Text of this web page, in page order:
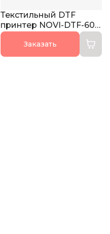
Текстильный DTF
принтер NOVI-DTF-60
PLUS II
Заказать